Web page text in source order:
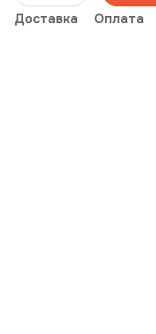
Доставка Оплата